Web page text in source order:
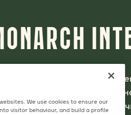
вкуса Jacobs Monarch
кофейных зерен,
Приготовьте
We use cookies to ensure our
visitor behaviour, and build a profile